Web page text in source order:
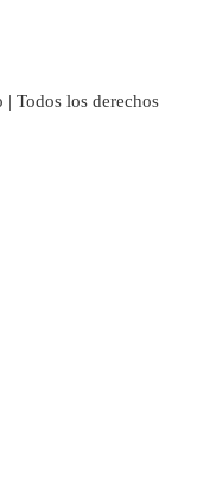
Todos los derechos